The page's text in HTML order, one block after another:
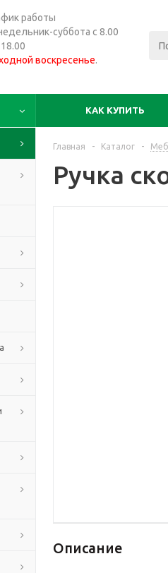
работы
суббота с 8.00
воскресенье.
КАК КУПИТЬ
Главная - Каталог -
Ручка
Описание